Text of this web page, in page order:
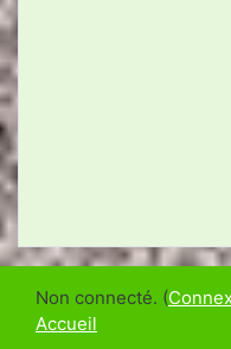
Non connecté. (
Accueil